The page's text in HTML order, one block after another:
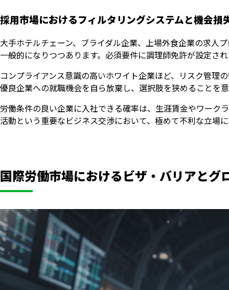
採用市場におけるフィルタリングシステムと機会損
大手ホテルチェーン、ブライダル企業、上場外食企業の求人
一般的になりつつあります。必須要件に調理師免許が設定さ
コンプライアンス意識の高いホワイト企業ほど、リスク管理
優良企業への就職機会を自ら放棄し、選択肢を狭めることを
労働条件の良い企業に入社できる確率は、生涯賃金やワーク
活動という重要なビジネス交渉において、極めて不利な立場
国際労働市場におけるビザ・バリアとグ